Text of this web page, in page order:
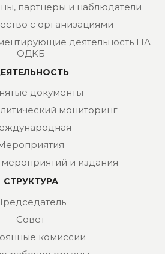
партнеры и наблюдатели
с организациями
деятельность ПА
ОДКБ
документы
мониторинг
и издания
СТРУКТУРА
Совет
комиссии